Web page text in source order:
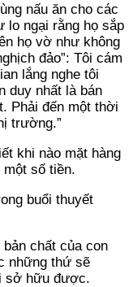
nấu ăn cho các
lo ngại rằng họ sắp
họ vờ như không
đảo”: Tôi cám
lắng nghe tôi
duy nhất là bán
Phải đến một thời
trường.”
khi nào mặt hàng
số tiền.
buổi thuyết
chất của con
những thứ sẽ
sở hữu được.